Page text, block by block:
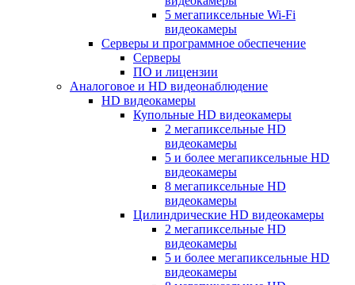
5 мегапиксельные Wi-Fi
видеокамеры
Серверы и программное обеспечение
Серверы
ПО и лицензии
Аналоговое и HD видеонаблюдение
HD видеокамеры
Купольные HD видеокамеры
2 мегапиксельные HD
видеокамеры
5 и более мегапиксельные HD
видеокамеры
8 мегапиксельные HD
видеокамеры
Цилиндрические HD видеокамеры
2 мегапиксельные HD
видеокамеры
5 и более мегапиксельные HD
видеокамеры